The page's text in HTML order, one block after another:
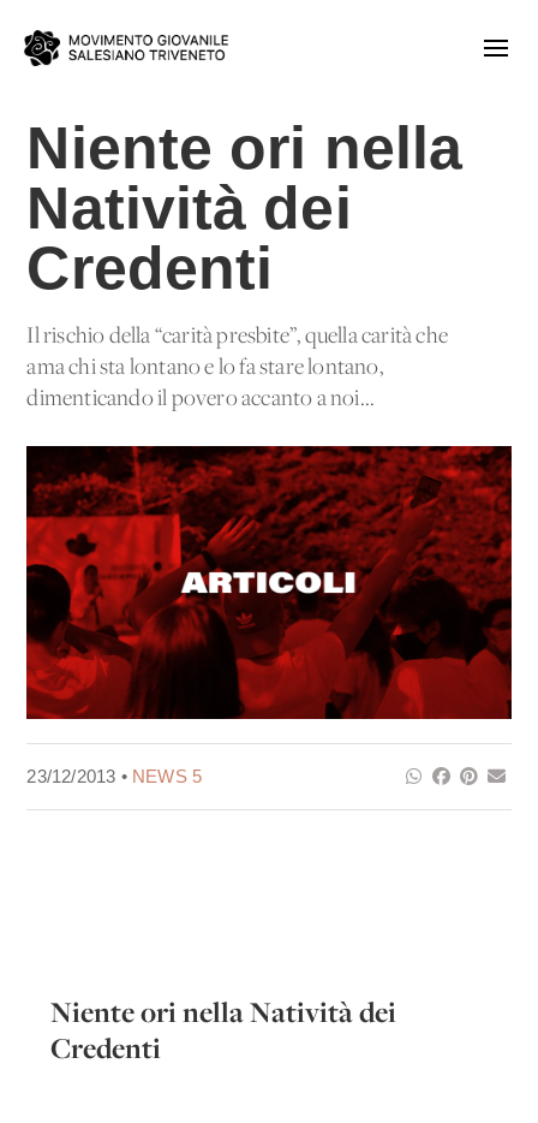
Niente ori nella
Natività dei
Credenti
Il rischio della “carità presbite”, quella carità che
ama chi sta lontano e lo fa stare lontano,
dimenticando il povero accanto a noi...
23/12/2013 • NEWS 5
Niente ori nella Natività dei
Credenti